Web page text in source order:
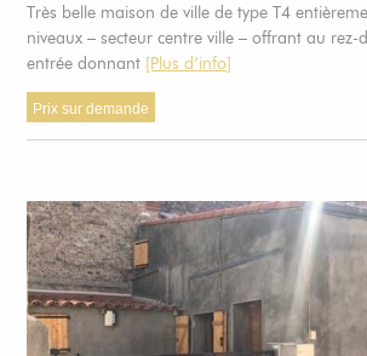
Très belle maison de ville de type T4
niveaux – secteur centre ville – offrant au rez-
entrée donnant [Plus d’info]
Prix sur demande